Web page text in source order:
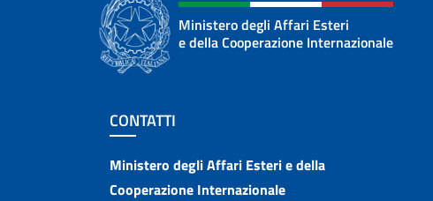
Ministero degli Affari Esteri
e della Cooperazione Internazionale
Sezione footer
CONTATTI
Contatti
Ministero degli Affari Esteri e della
Cooperazione Internazionale